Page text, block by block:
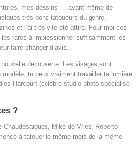
mes dessins … avant même de
très bons tatoueurs du genre,
et j’ai très vite été attiré. Pour moi ces
rares à impressionner suffisamment les
faire changer d’avis.
découverte. Les visages sont
tu peux vraiment travailler ta lumière
Harcourt (célèbre studio photo spécialisé
?
Chaudesaigues, Mike de Vries, Roberto
à tatouer le même mois de la même